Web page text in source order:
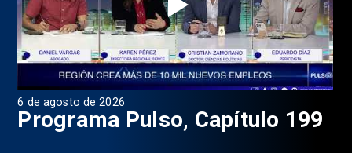
6 de agosto de 2026
Programa Pulso, Capítulo 199